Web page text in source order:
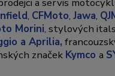
a servis
, CFMoto,Jawa,
Morini, stylových
a Aprilia,
značek Kymcoa